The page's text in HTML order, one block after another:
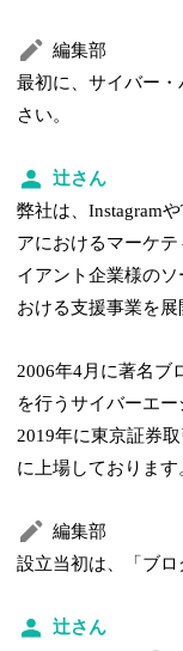
編集部
最初に、サイバー
さい。
辻さん
弊社は、Instagram
アにおけるマーケ
イアント企業様の
おける支援事業を展
2006年4月に著名ブ
を行うサイバーエ
2019年に東京証券
に上場しております
編集部
設立当初は、「ブロ
辻さん